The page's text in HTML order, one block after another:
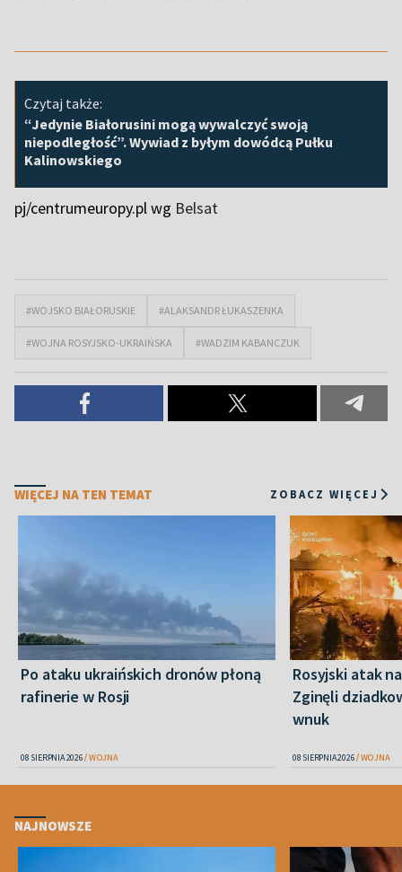
Czytaj także:
“Jedynie Białorusini mogą wywalczyć swoją
niepodległość”. Wywiad z byłym dowódcą Pułku
Kalinowskiego
pj/centrumeuropy.pl wg Belsat
#WOJSKO BIAŁORUSKIE #ALAKSANDR ŁUKASZENKA
#WOJNA ROSYJSKO-UKRAIŃSKA #WADZIM KABANCZUK
WIĘCEJ NA TEN TEMAT ZOBACZ WIĘCEJ
Po ataku ukraińskich dronów płoną
rafinerie w Rosji
08 SIERPNIA 2026 WOJNA
Rosyjski atak
Zginęli
wnuk
08 SIERPNIA 2026 WOJNA
NAJNOWSZE